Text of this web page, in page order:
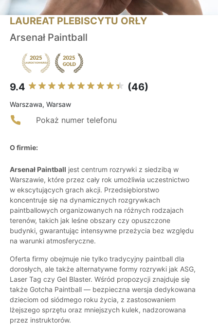
LAUREAT PLEBISCYTU ORŁY
Arsenał Paintball
9.4 (46)
Warszawa, Warsaw
Pokaż numer telefonu
O firmie:
Arsenał Paintball jest centrum rozrywki z siedzibą w
Warszawie, które przez cały rok umożliwia uczestnictwo
w ekscytujących grach akcji. Przedsiębiorstwo
koncentruje się na dynamicznych rozgrywkach
paintballowych organizowanych na różnych rodzajach
terenów, takich jak leśne obszary czy opuszczone
budynki, gwarantując intensywne przeżycia bez względu
na warunki atmosferyczne.
Oferta firmy obejmuje nie tylko tradycyjny paintball dla
dorosłych, ale także alternatywne formy rozrywki jak ASG,
Laser Tag czy Gel Blaster. Wśród propozycji znajduje się
także Gotcha Paintball — bezpieczna wersja dedykowana
dzieciom od siódmego roku życia, z zastosowaniem
lżejszego sprzętu oraz mniejszych kulek, nadzorowana
przez instruktorów.